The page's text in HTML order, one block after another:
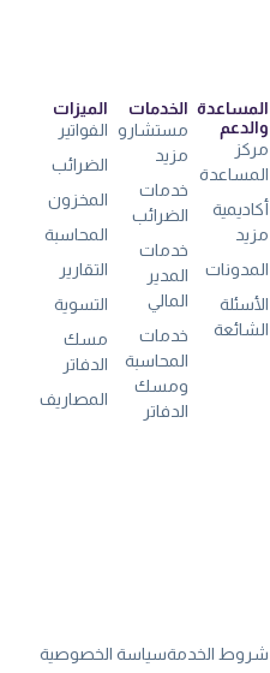
الميزات
الفواتير
الضرائب
المخزون
المحاسبة
التقارير
التسوية
مسك
الدفاتر
المصاريف
الخدمات
مستشارو
مزيد
خدمات
الضرائب
خدمات
المدير
المالي
خدمات
المحاسبة
ومسك
الدفاتر
المساعدة
والدعم
مركز
المساعدة
أكاديمية
مزيد
المدونات
الأسئلة
الشائعة
شروط الخدمةسياسة الخصوصية